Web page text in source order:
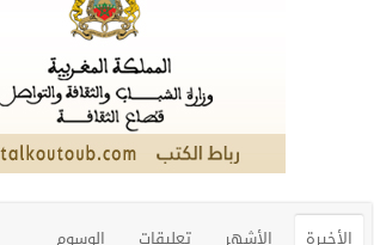
الأخيرة الأشهر تعليقات
الوسوم